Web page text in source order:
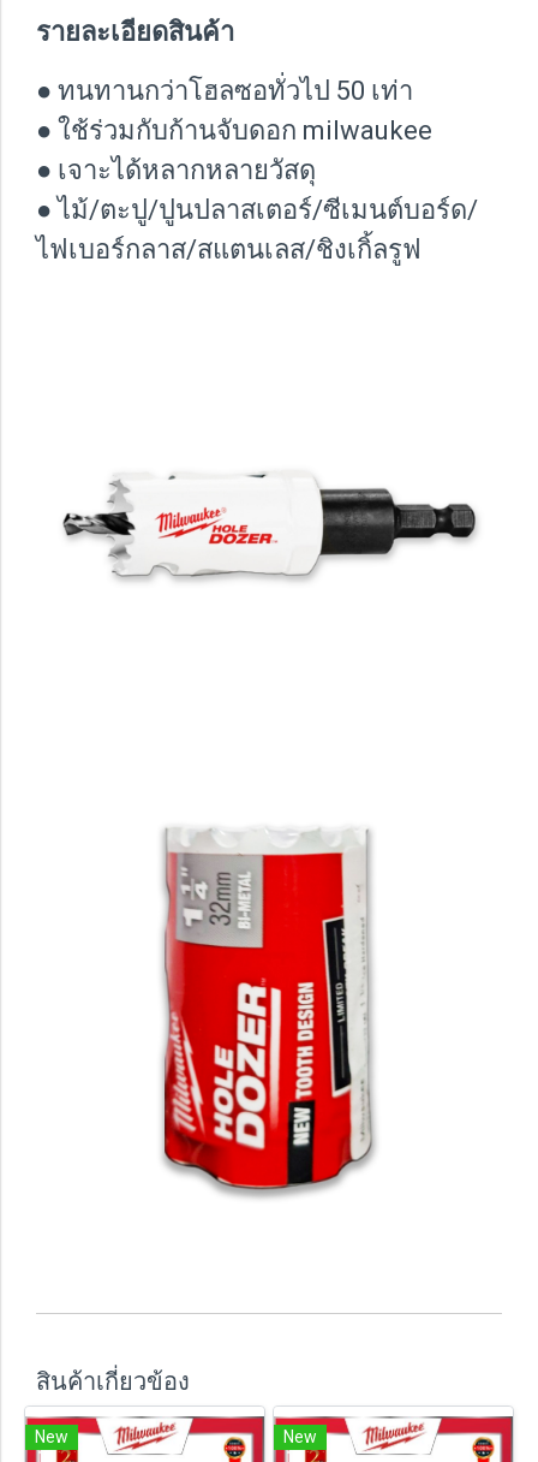
รายละเอียดสินค้า
● ทนทานกว่าโฮลซอทั่วไป 50 เท่า
● ใช้ร่วมกับก้านจับดอก milwaukee
● เจาะได้หลากหลายวัสดุ
● ไม้/ตะปู/ปูนปลาสเตอร์/ซีเมนต์บอร์ด/
ไฟเบอร์กลาส/สแตนเลส/ชิงเกิ้ลรูฟ
สินค้าเกี่ยวข้อง
New New